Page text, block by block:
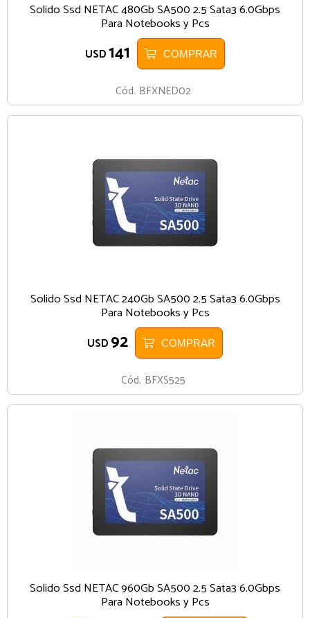
Solido Ssd NETAC 480Gb SA500 2.5 Sata3 6.0Gbps
Para Notebooks y Pcs
USD141 COMPRAR
Cód. BFXNED02
Solido Ssd NETAC 240Gb SA500 2.5 Sata3 6.0Gbps
Para Notebooks y Pcs
USD 92 COMPRAR
Cód. BFXS525
Solido Ssd NETAC 960Gb SA500 2.5 Sata3 6.0Gbps
Para Notebooks y Pcs